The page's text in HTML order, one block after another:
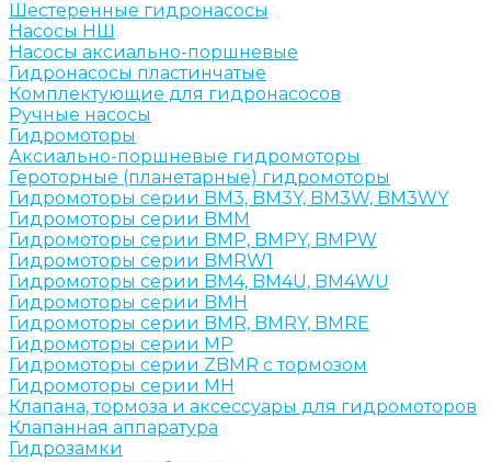
Шестеренные гидронасосы
Насосы НШ
Насосы аксиально-поршневые
Гидронасосы пластинчатые
Комплектующие для гидронасосов
Ручные насосы
Гидромоторы
Аксиально-поршневые гидромоторы
Героторные (планетарные) гидромоторы
Гидромоторы серии BM3, BM3Y, BM3W, BM3WY
Гидромоторы серии BMM
Гидромоторы серии BMP, BMPY, BMPW
Гидромоторы серии BMRW1
Гидромоторы серии BМ4, BM4U, BМ4WU
Гидромоторы серии BМH
Гидромоторы серии BМR, BMRY, BМRE
Гидромоторы серии MP
Гидромоторы серии ZBMR с тормозом
Гидромоторы серии МH
Клапана, тормоза и аксессуары для гидромоторов
Клапанная аппаратура
Гидрозамки